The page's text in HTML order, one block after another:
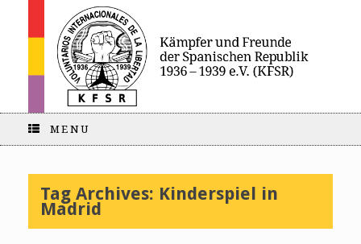
MENU
Tag Archives: Kinderspiel in
Madrid